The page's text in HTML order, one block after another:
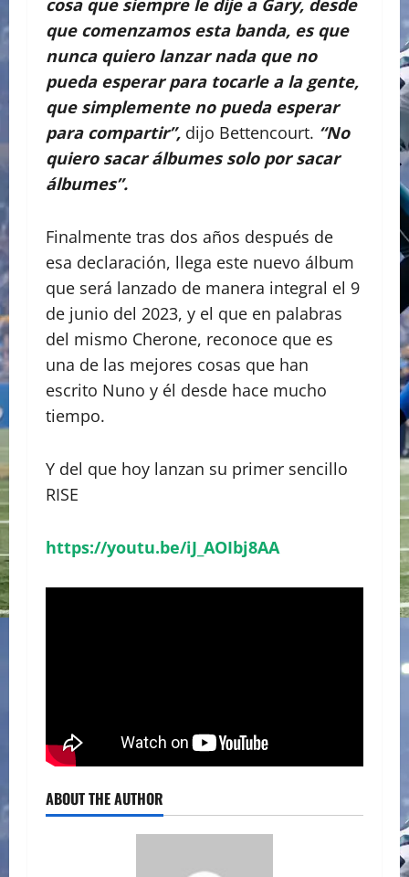
cosa que siempre le dije a Gary, desde
que comenzamos esta banda, es que
nunca quiero lanzar nada que no
pueda esperar para tocarle a la gente,
que simplemente no pueda esperar
para compartir”, dijo Bettencourt. “No
quiero sacar álbumes solo por sacar
álbumes”.
Finalmente tras dos años después de
esa declaración, llega este nuevo álbum
que será lanzado de manera integral el 9
de junio del 2023, y el que en palabras
del mismo Cherone, reconoce que es
una de las mejores cosas que han
escrito Nuno y él desde hace mucho
tiempo.
Y del que hoy lanzan su primer sencillo
RISE
https://youtu.be/iJ_AOIbj8AA
ABOUT THE AUTHOR